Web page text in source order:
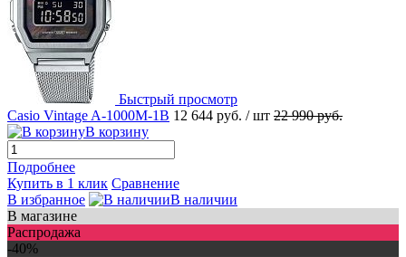
Быстрый просмотр
Casio Vintage A-1000M-1B 12 644 руб. / шт 22 990 руб.
В корзину
Подробнее
Купить в 1 клик Сравнение
В избранное
В наличии
В магазине
Распродажа
-40%